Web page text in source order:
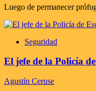
Luego de permanecer
Seguridad
El jefe de la Policía
Agustín Ceruse